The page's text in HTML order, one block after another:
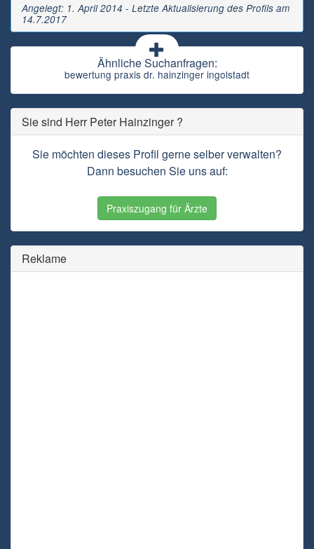
Angelegt: 1. April 2014 - Letzte Aktualisierung des Profils am
14.7.2017
Ähnliche Suchanfragen:
bewertung praxis dr. hainzinger ingolstadt
Sie sind Herr Peter Hainzinger ?
Sie möchten dieses Profil gerne selber verwalten?
Dann besuchen Sie uns auf:
Praxiszugang für Ärzte
Reklame